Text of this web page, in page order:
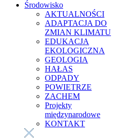
Środowisko
AKTUALNOŚCI
ADAPTACJA DO
ZMIAN KLIMATU
EDUKACJA
EKOLOGICZNA
GEOLOGIA
HAŁAS
ODPADY
POWIETRZE
ZACHEM
Projekty
międzynarodowe
KONTAKT